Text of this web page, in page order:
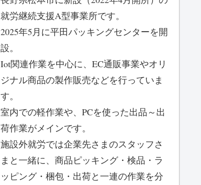
就労継続支援A型事業所です。
2025年5月に平田パッキングセンターを開
設。
Iot関連作業を中心に、EC通販事業やオリ
ジナル商品の製作販売などを行っていま
す。
室内での軽作業や、PCを使った出品～出
荷作業がメインです。
施設外就労では企業先さまのスタッフさ
まと一緒に、商品ピッキング・検品・ラ
ッピング・梱包・出荷と一連の作業を分